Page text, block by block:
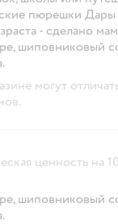
пюрешки Дары
- сделано
шиповниковый
могут
ценность на
шиповниковый